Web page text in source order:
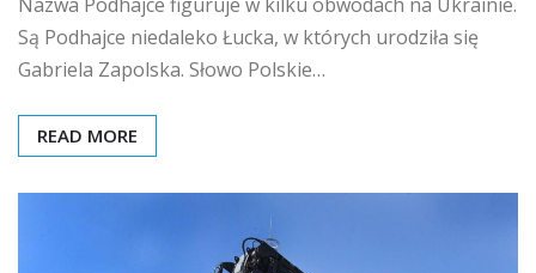
Są Podhajce niedaleko Łucka, w których urodziła się
Gabriela Zapolska. Słowo Polskie…
READ MORE